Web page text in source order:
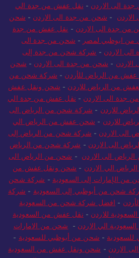
الى الاردن - نقل عفش من جدة الي
- شحن من جدة الى الاردن - شحن
من جدة الى الاردن - نقل عفش من جدة
ابوظبي لمصر - شحن من جدة الى
الاردن - شركة شحن من جدة إلى
- شحن من جدة الى الاردن - شحن
من الرياض للأردن - شركة شحن من
من الرياض للاردن - شحن ونقل عفش
جدة الى الاردن - نقل عفش من جدة الي
للاردن - شركة شحن من الرياض الى
للاردن - شحن عفش من الرياض الي
الى الاردن - شركة شحن من الرياض إلى
الى الاردن - شركة شحن من الرياض
الى الاردن - شحن من الرياض الى
الي الاردن - شحن ونقل عفش من
الإمارات إلى السعودية - شركة شحن
شحن من أبوظبي إلى السعودية - شركة
- افضل شركة شحن من السعودية
للاردن - نقل عفش من السعودية
الي الاردن - شحن من الامارات
- شحن من أبوظبي للسعودية -
الاردن - شحن ونقل عفش من السعودية